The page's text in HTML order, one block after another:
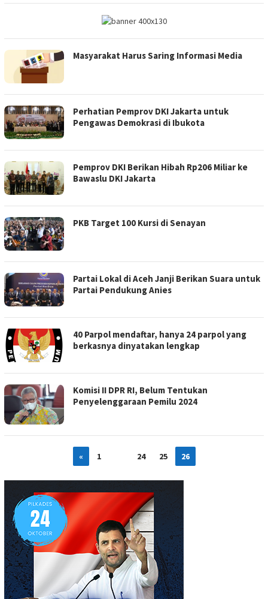
Masyarakat Harus Saring Informasi Media
Perhatian Pemprov DKI Jakarta untuk
Pengawas Demokrasi di Ibukota
Pemprov DKI Berikan Hibah Rp206 Miliar ke
Bawaslu DKI Jakarta
PKB Target 100 Kursi di Senayan
Partai Lokal di Aceh Janji Berikan Suara untuk
Partai Pendukung Anies
40 Parpol mendaftar, hanya 24 parpol yang
berkasnya dinyatakan lengkap
Komisi II DPR RI, Belum Tentukan
Penyelenggaraan Pemilu 2024
« 1 24 25 26